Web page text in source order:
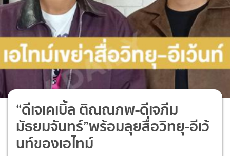
“ดีเจเคเบิ้ล ติณณภพ-ดีเจภีม
มัธยมจันทร์”พร้อมลุยสื่อวิทยุ-อีเว้
นท์ของเอไทม์